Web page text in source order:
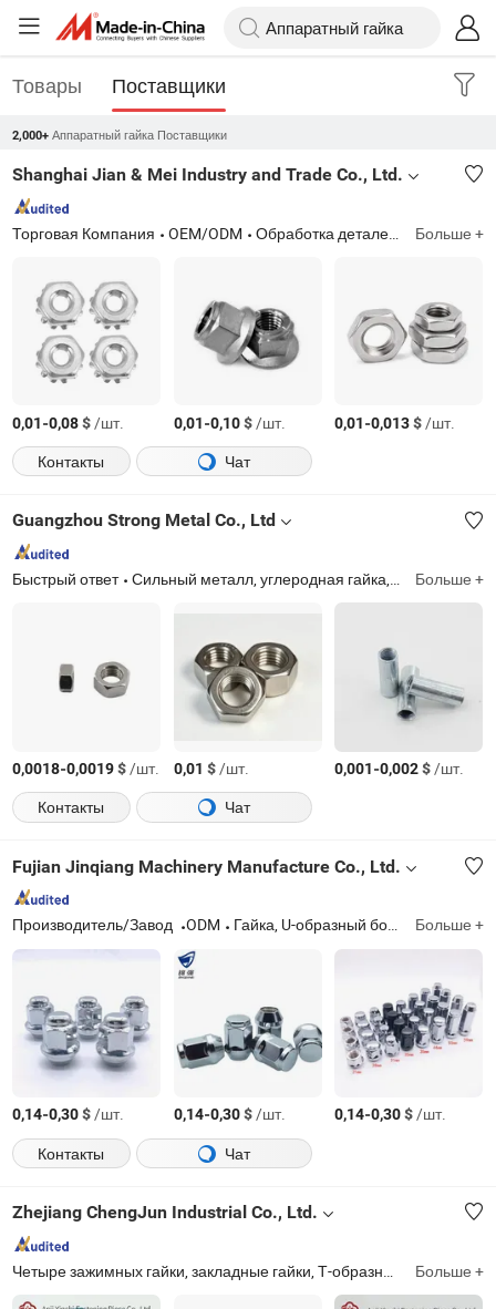
Товары Поставщики
2,000+ Аппаратный гайка Поставщики
Shanghai Jian & Mei Industry and Trade Co., Ltd.
Торговая Компания OEM/ODM Обработка деталей, штамповка деталей, болт, гайка, шайба, винт, шпилька Больше +
0,01-0,08$/шт. 0,01-0,10$/шт. 0,01-0,013$/шт.
Контакты
Чат
Guangzhou Strong Metal Co., Ltd
Быстрый ответ Сильный металл, углеродная гайка, углеродный стальной крепеж, строительные крепежи, нержавеющая стальная болт и гайка, углеродный стальной болт, шестигранная гайка, болты и гайки Больше +
0,0018-0,0019$/шт. 0,01 $/шт. 0,001-0,002$/шт.
Контакты
Чат
Fujian Jinqiang Machinery Manufacture Co., Ltd.
Производитель/Завод ODM Гайка, U-образный болт, центральный болт, подшипник, гайка колеса, запчасти для грузовиков, регулятор тормозов, пружинный штифт, литые детали, литая скоба Больше +
0,14-0,30$/шт. 0,14-0,30$/шт. 0,14-0,30$/шт.
Контакты
Чат
Zhejiang ChengJun Industrial Co., Ltd.
Больше +